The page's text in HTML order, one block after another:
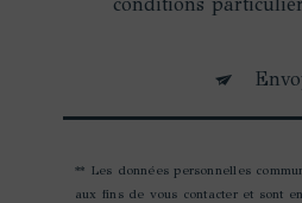
** Les données personnelles
aux fins de vous contacter et sont